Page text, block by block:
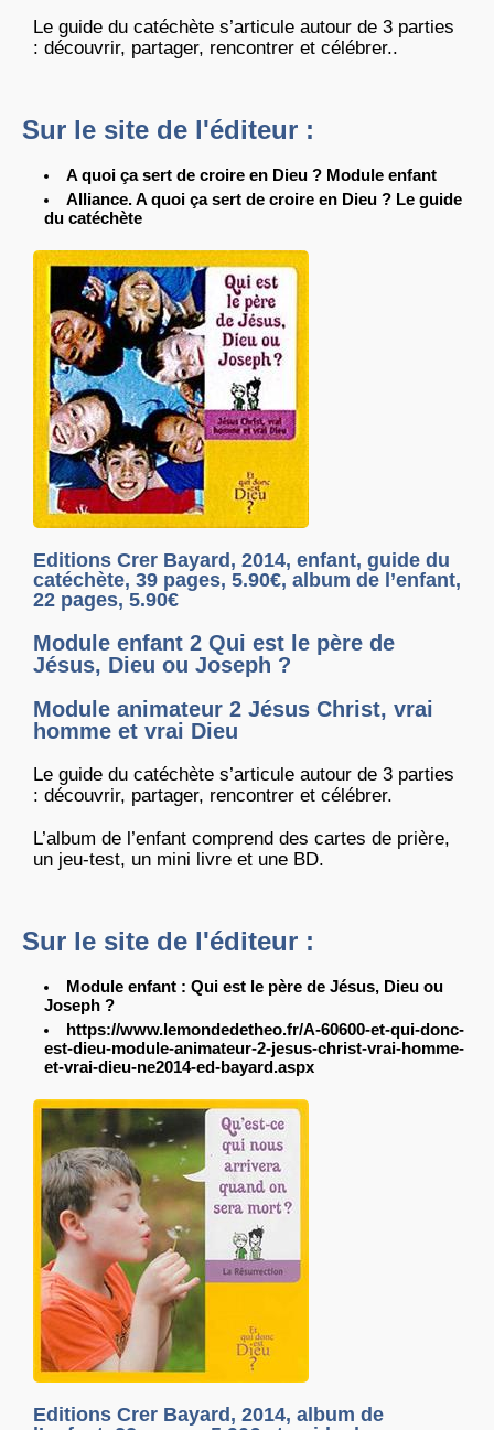
Le guide du catéchète s’articule autour de 3 parties
: découvrir, partager, rencontrer et célébrer..
Sur le site de l'éditeur :
A quoi ça sert de croire en Dieu ? Module enfant
Alliance. A quoi ça sert de croire en Dieu ? Le guide
du catéchète
Editions Crer Bayard, 2014, enfant, guide du
catéchète, 39 pages, 5.90€, album de l’enfant,
22 pages, 5.90€
Module enfant 2 Qui est le père de
Jésus, Dieu ou Joseph ?
Module animateur 2 Jésus Christ, vrai
homme et vrai Dieu
Le guide du catéchète s’articule autour de 3 parties
: découvrir, partager, rencontrer et célébrer.
L’album de l’enfant comprend des cartes de prière,
un jeu-test, un mini livre et une BD.
Sur le site de l'éditeur :
Module enfant : Qui est le père de Jésus, Dieu ou
Joseph ?
https://www.lemondedetheo.fr/A-60600-et-qui-donc-
est-dieu-module-animateur-2-jesus-christ-vrai-homme-
et-vrai-dieu-ne2014-ed-bayard.aspx
Editions Crer Bayard, 2014, album de